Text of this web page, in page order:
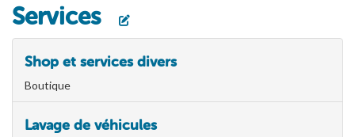
Services
Shop et services divers
Boutique
Lavage de véhicules